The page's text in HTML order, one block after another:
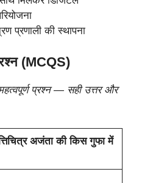
प्रणाली की स्थापना
(MCQS)
महत्वपूर्ण प्रश्न — सही उत्तर और
अजंता की किस गुफा में